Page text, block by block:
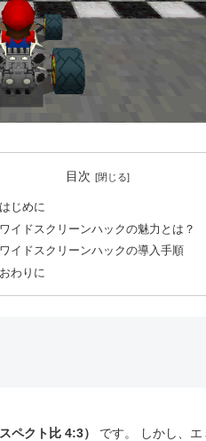
目次
はじめに
ワイドスクリーンハックの魅力とは？
ワイドスクリーンハックの導入手順
おわりに
ペクト比 4:3）
です。 しかし、